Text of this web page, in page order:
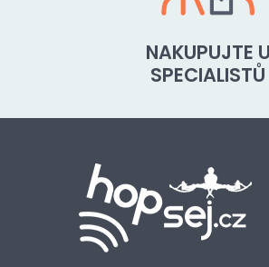
NAKUPUJTE U
SPECIALISTŮ